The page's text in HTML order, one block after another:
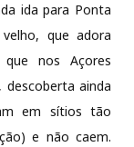
ida para Ponta
que adora
nos Açores
ainda
em sítios tão
e não caem.